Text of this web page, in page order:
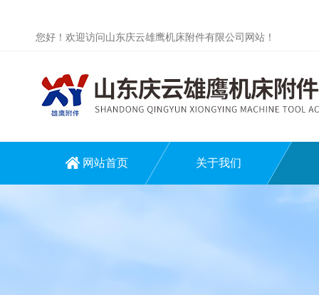
您好！欢迎访问山东庆云雄鹰机床附件有限公司网站！
网站首页 关于我们